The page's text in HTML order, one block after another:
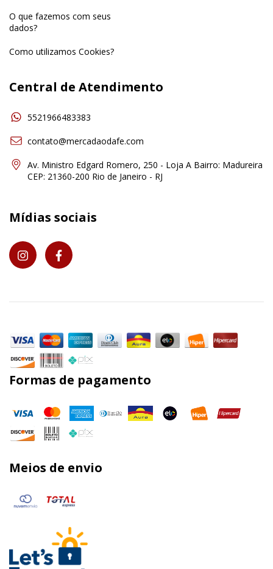
O que fazemos com seus
dados?
Como utilizamos Cookies?
Central de Atendimento
5521966483383
contato@mercadaodafe.com
Av. Ministro Edgard Romero, 250 - Loja A Bairro: Madureira
CEP: 21360-200 Rio de Janeiro - RJ
Mídias sociais
Formas de pagamento
Meios de envio